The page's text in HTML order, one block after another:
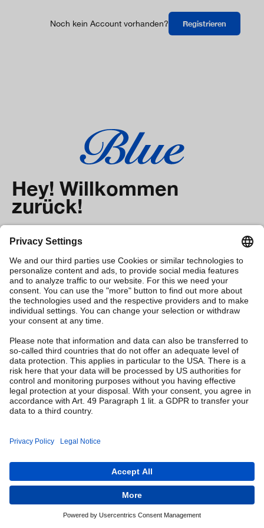
Noch kein Account vorhanden? Registrieren
Hey! Willkommen
zurück!
Meldet Euch hier mit Euren Zugangsdaten an.
E-Mail
Passwort Passwort vergessen?
Anmelden
Anmelden mit N-Ident